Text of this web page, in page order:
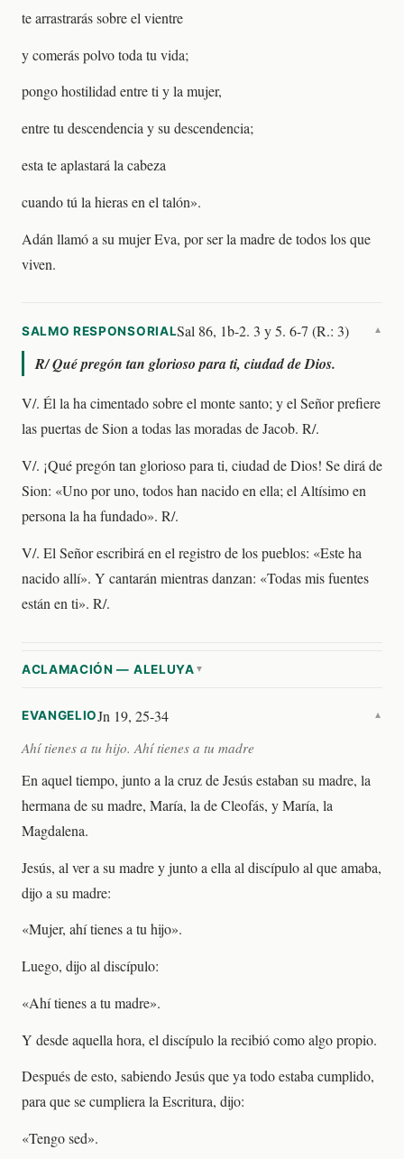
te arrastrarás sobre el vientre
y comerás polvo toda tu vida;
pongo hostilidad entre ti y la mujer,
entre tu descendencia y su descendencia;
esta te aplastará la cabeza
cuando tú la hieras en el talón».
Adán llamó a su mujer Eva, por ser la madre de todos los que
viven.
SALMO RESPONSORIALSal 86, 1b-2. 3 y 5. 6-7 (R.: 3) ▼
R/Qué pregón tan glorioso para ti, ciudad de Dios.
V/. Él la ha cimentado sobre el monte santo; y el Señor prefiere
las puertas de Sion a todas las moradas de Jacob. R/.
V/. ¡Qué pregón tan glorioso para ti, ciudad de Dios! Se dirá de
Sion: «Uno por uno, todos han nacido en ella; el Altísimo en
persona la ha fundado». R/.
V/. El Señor escribirá en el registro de los pueblos: «Este ha
nacido allí». Y cantarán mientras danzan: «Todas mis fuentes
están en ti». R/.
ACLAMACIÓN — ALELUYA ▼
EVANGELIOJn 19, 25-34 ▼
Ahí tienes a tu hijo. Ahí tienes a tu madre
En aquel tiempo, junto a la cruz de Jesús estaban su madre, la
hermana de su madre, María, la de Cleofás, y María, la
Magdalena.
Jesús, al ver a su madre y junto a ella al discípulo al que amaba,
dijo a su madre:
«Mujer, ahí tienes a tu hijo».
Luego, dijo al discípulo:
«Ahí tienes a tu madre».
Y desde aquella hora, el discípulo la recibió como algo propio.
Después de esto, sabiendo Jesús que ya todo estaba cumplido,
para que se cumpliera la Escritura, dijo:
«Tengo sed».